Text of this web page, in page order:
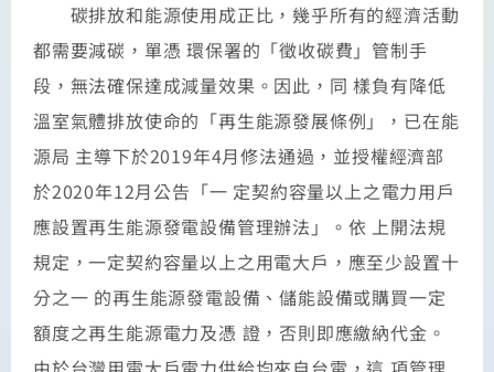
碳排放和能源使用成正比，幾乎所有的經濟活動
都需要減碳，單憑 環保署的「徵收碳費」管制手
段，無法確保達成減量效果。因此，同 樣負有降低
溫室氣體排放使命的「再生能源發展條例」，已在能
源局 主導下於2019年4月修法通過，並授權經濟部
於2020年12月公告「一 定契約容量以上之電力用戶
應設置再生能源發電設備管理辦法」。依 上開法規
規定，一定契約容量以上之用電大戶，應至少設置十
分之一 的再生能源發電設備、儲能設備或購買一定
額度之再生能源電力及憑 證，否則即應繳納代金。